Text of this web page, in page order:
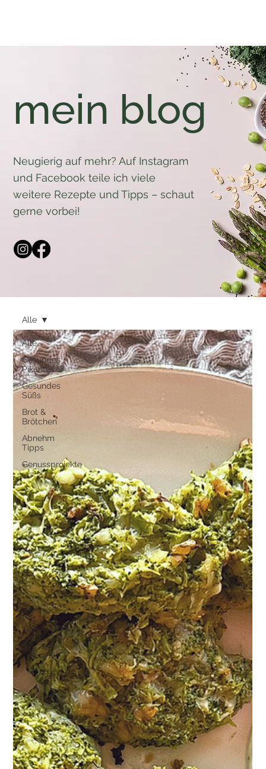
mein blog
Neugierig auf mehr? Auf Instagram
und Facebook teile ich viele
weitere Rezepte und Tipps – schaut
gerne vorbei!
Alle
Gesundes
Pikantes
Gesundes
Süßs
Brot &
Brötchen
Abnehm
Tipps
Genussprojekte
Alle